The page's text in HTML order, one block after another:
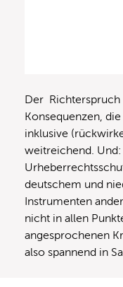
Der Richterspruch
Konsequenzen,
inklusive
weitreichend.
deutschem und
Instrumenten
nicht in allen
angesprochenen
also spannend in